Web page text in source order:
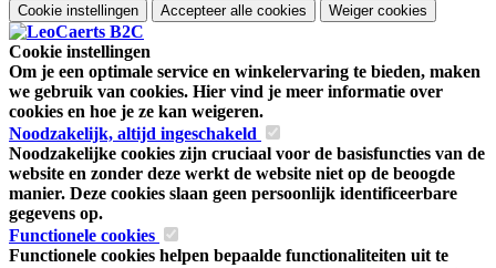
Cookie instellingen Accepteer alle cookies Weiger cookies
Cookie instellingen
Om je een optimale service en winkelervaring te bieden, maken
we gebruik van cookies. Hier vind je meer informatie over
cookies en hoe je ze kan weigeren.
Noodzakelijk, altijd ingeschakeld
Noodzakelijke cookies zijn cruciaal voor de basisfuncties van de
website en zonder deze werkt de website niet op de beoogde
manier. Deze cookies slaan geen persoonlijk identificeerbare
gegevens op.
Functionele cookies
Functionele cookies helpen bepaalde functionaliteiten uit te